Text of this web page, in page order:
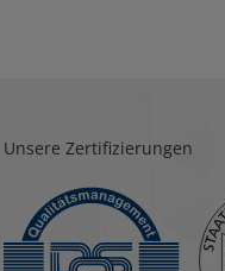
Unsere Zertifizierungen